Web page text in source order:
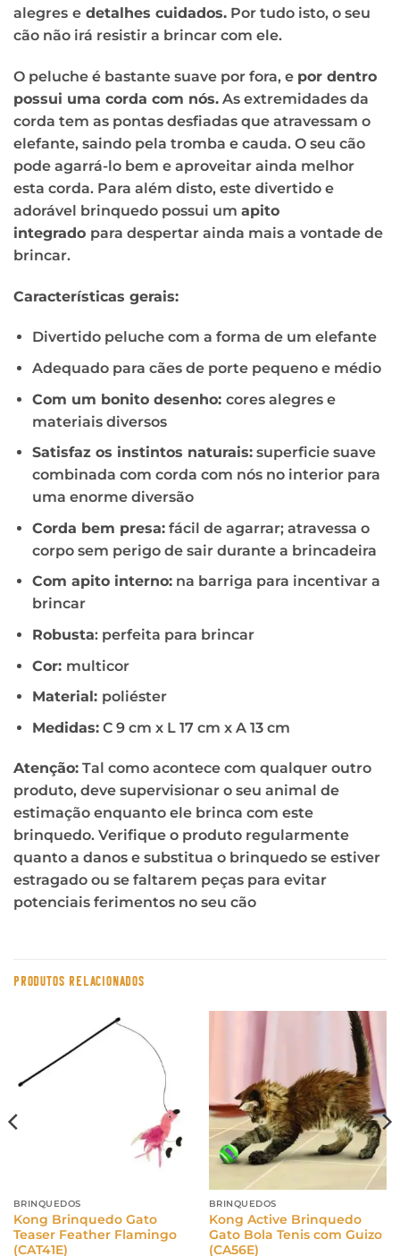
alegres e detalhes cuidados. Por tudo isto, o seu
cão não irá resistir a brincar com ele.
O peluche é bastante suave por fora, e por dentro
possui uma corda com nós. As extremidades da
corda tem as pontas desfiadas que atravessam o
elefante, saindo pela tromba e cauda. O seu cão
pode agarrá-lo bem e aproveitar ainda melhor
esta corda. Para além disto, este divertido e
adorável brinquedo possui um apito
integrado para despertar ainda mais a vontade de
brincar.
Características gerais:
Divertido peluche com a forma de um elefante
Adequado para cães de porte pequeno e médio
Com um bonito desenho: cores alegres e
materiais diversos
Satisfaz os instintos naturais:superficie suave
combinada com corda com nós no interior para
uma enorme diversão
Corda bem presa:fácil de agarrar; atravessa o
corpo sem perigo de sair durante a brincadeira
Com apito interno:na barriga para incentivar a
brincar
Robusta: perfeita para brincar
Cor: multicor
Material: poliéster
Medidas:C 9 cm x L 17 cm x A 13 cm
Atenção: Tal como acontece com qualquer outro
produto, deve supervisionar o seu animal de
estimação enquanto ele brinca com este
brinquedo. Verifique o produto regularmente
quanto a danos e substitua o brinquedo se estiver
estragado ou se faltarem peças para evitar
potenciais ferimentos no seu cão
PRODUTOS RELACIONADOS
BRINQUEDOS
Kong Brinquedo Gato
Teaser Feather Flamingo
(CAT41E)
BRINQUEDOS
Kong Active Brinquedo
Gato Bola Tenis com Guizo
(CA56E)